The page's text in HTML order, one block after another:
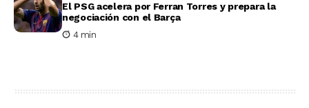
El PSG acelera por Ferran Torres y prepara la
negociación con el Barça
4 min